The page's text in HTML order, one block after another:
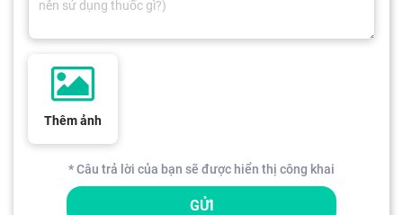
Thêm ảnh
* Câu trả lời của bạn sẽ được hiển thị công khai
GỬI